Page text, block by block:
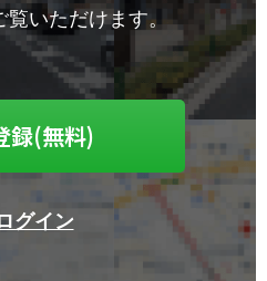
覧いただけます。
録(無料)
グイン